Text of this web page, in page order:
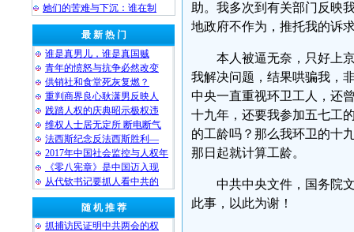
她们的苦难与下沉：谁在制
最 新 热 门
谁是真男儿，谁是真国贼
青年的愤怒与抗争必然改变
供销社和食堂死灰复燃？
重判商界良心耿潇男反映人
践踏人权的庆典昭示极权违
维权人士居无定所 断电断气
法西斯纪念反法西斯胜利—
2017年中国社会监控与人权年
《零八宪章》是中国迈入现
从代钦书记要抓人看中共的
随 机 推 荐
抓捕访民证明中共两会的权
助。我多次到有关部门反映
地政府不作为，推托我的诉
本人被逼无奈，只好上
我解决问题，结果哄骗我，
中央一直重视环卫工人，还
十九年，还要我参加五七工
的工龄吗？那么我环卫的十
那日起就计算工龄。
中共中央文件，国务院
此事，以此为谢！